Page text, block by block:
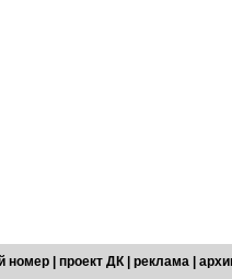
номер проект ДК реклама